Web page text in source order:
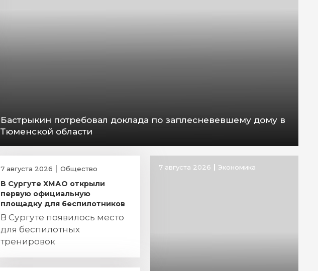
Бастрыкин потребовал доклада по заплесневевшему дому в
Тюменской области
7 августа 2026 Общество
В Сургуте ХМАО открыли
первую официальную
площадку для беспилотников
В Сургуте появилось место
для беспилотных
тренировок
7 августа 2026 Экономика